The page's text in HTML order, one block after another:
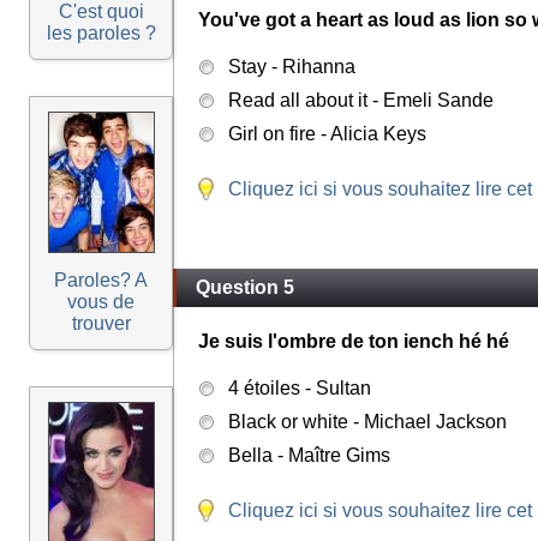
C'est quoi
les paroles ?
Paroles? A
vous de
trouver
You've got a heart as loud as lion so
Stay - Rihanna
Read all about it - Emeli Sande
Girl on fire - Alicia Keys
Cliquez ici si vous souhaitez lire cet
Question 5
Je suis l'ombre de ton iench hé hé
4 étoiles - Sultan
Black or white - Michael Jackson
Bella - Maître Gims
Cliquez ici si vous souhaitez lire cet